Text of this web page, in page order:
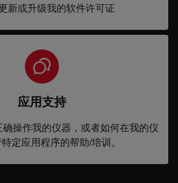
新或升级我的软件许可证
应用支持
操作我的仪器，或者如何在我的仪
定应用程序的帮助/培训。